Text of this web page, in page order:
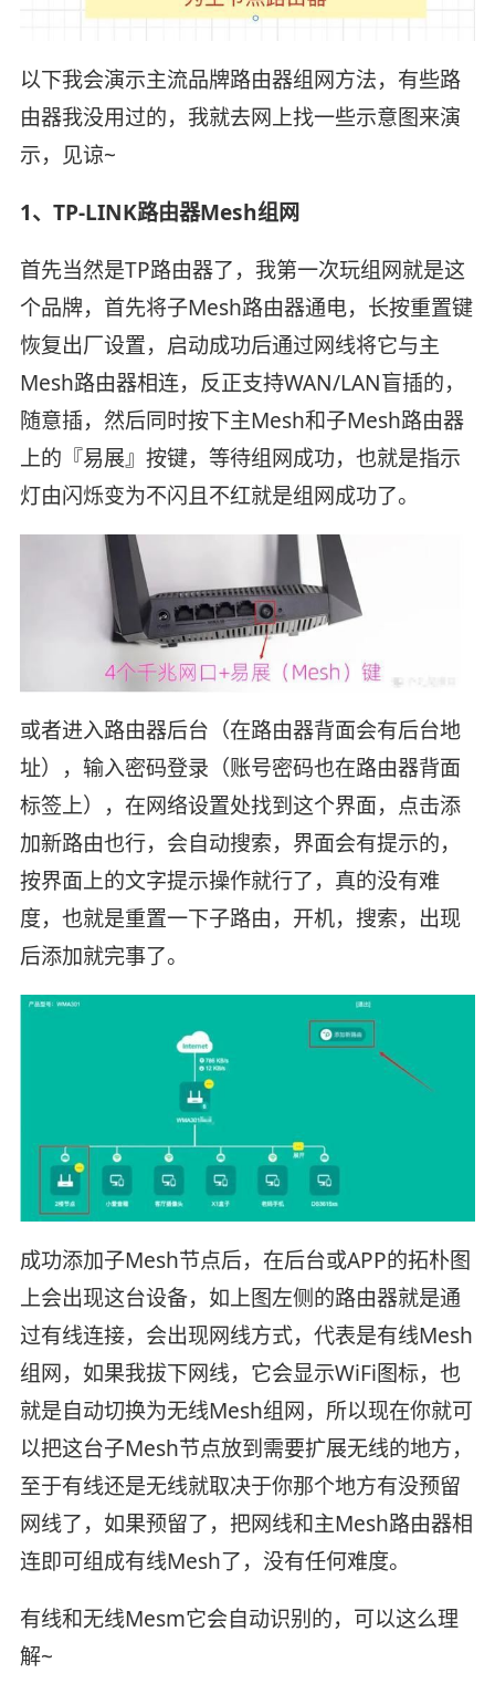
以下我会演示主流品牌路由器组网方法，有些路
由器我没用过的，我就去网上找一些示意图来演
示，见谅~
1、TP-LINK路由器Mesh组网
首先当然是TP路由器了，我第一次玩组网就是这
个品牌，首先将子Mesh路由器通电，长按重置键
恢复出厂设置，启动成功后通过网线将它与主
Mesh路由器相连，反正支持WAN/LAN盲插的，
随意插，然后同时按下主Mesh和子Mesh路由器
上的『易展』按键，等待组网成功，也就是指示
灯由闪烁变为不闪且不红就是组网成功了。
或者进入路由器后台（在路由器背面会有后台地
址），输入密码登录（账号密码也在路由器背面
标签上），在网络设置处找到这个界面，点击添
加新路由也行，会自动搜索，界面会有提示的，
按界面上的文字提示操作就行了，真的没有难
度，也就是重置一下子路由，开机，搜索，出现
后添加就完事了。
成功添加子Mesh节点后，在后台或APP的拓朴图
上会出现这台设备，如上图左侧的路由器就是通
过有线连接，会出现网线方式，代表是有线Mesh
组网，如果我拔下网线，它会显示WiFi图标，也
就是自动切换为无线Mesh组网，所以现在你就可
以把这台子Mesh节点放到需要扩展无线的地方，
至于有线还是无线就取决于你那个地方有没预留
网线了，如果预留了，把网线和主Mesh路由器相
连即可组成有线Mesh了，没有任何难度。
有线和无线Mesm它会自动识别的，可以这么理
解~